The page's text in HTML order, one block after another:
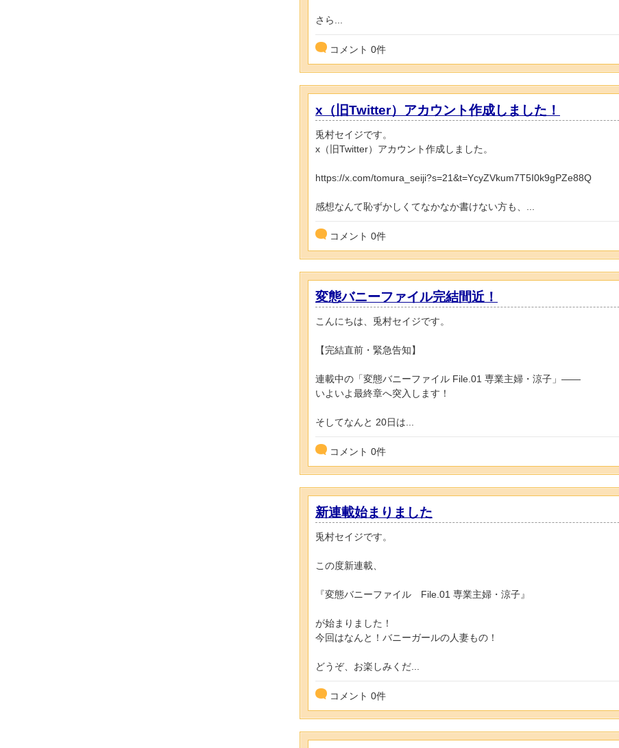
さら...
コメント 0件
x（旧Twitter）アカウント作成しました！
兎村セイジです。
x（旧Twitter）アカウント作成しました。
https://x.com/tomura_seiji?s=21&t=YcyZVkum7T5I0k9gPZe88Q
感想なんて恥ずかしくてなかなか書けない方も、...
コメント 0件
変態バニーファイル完結間近！
こんにちは、兎村セイジです。
【完結直前・緊急告知】
連載中の「変態バニーファイル File.01 専業主婦・涼子」――
いよいよ最終章へ突入します！
そしてなんと 20日は...
コメント 0件
新連載始まりました
兎村セイジです。
この度新連載、
『変態バニーファイル File.01 専業主婦・涼子』
が始まりました！
今回はなんと！バニーガールの人妻もの！
どうぞ、お楽しみくだ...
コメント 0件